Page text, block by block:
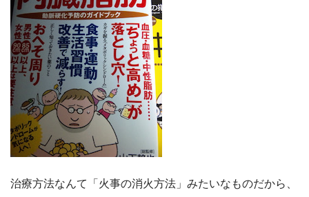
治療方法なんて「火事の消火方法」みたいなものだから、